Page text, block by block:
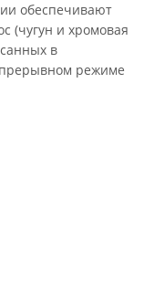
обеспечивают
(чугун и хромовая
в
режиме